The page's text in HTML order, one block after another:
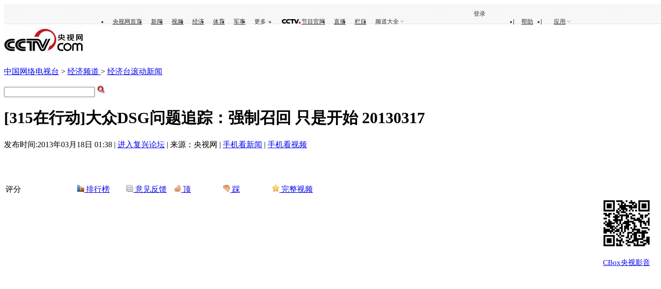
央视网首页 新闻 视频 经济 体育 军事 更多 节目官网 直播 栏目 频道大全 帮助 应用
登录
中国网络电视台 > 经济频道 > 经济台滚动新闻
[315在行动]大众DSG问题追踪：强制召回 只是开始 20130317
发布时间:2013年03月18日 01:38 | 进入复兴论坛 | 来源：央视网 | 手机看新闻 | 手机看视频
评分 排行榜 意见反馈 顶 踩 完整视频
CBox央视影音